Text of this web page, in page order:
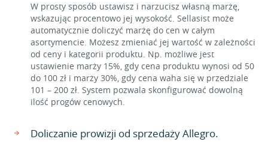
W prosty sposób ustawisz i narzucisz własną marżę,
wskazując procentowo jej wysokość. Sellasist może
automatycznie doliczyć marżę do cen w całym
asortymencie. Możesz zmieniać jej wartość w zależności
od ceny i kategorii produktu. Np. możliwe jest
ustawienie marży 15%, gdy cena produktu wynosi od 50
do 100 zł i marży 30%, gdy cena waha się w przedziale
101 – 200 zł. System pozwala skonfigurować dowolną
ilość progów cenowych.
Doliczanie prowizji od sprzedaży Allegro.